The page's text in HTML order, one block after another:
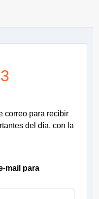
correo para recibir
del día, con la
mail para